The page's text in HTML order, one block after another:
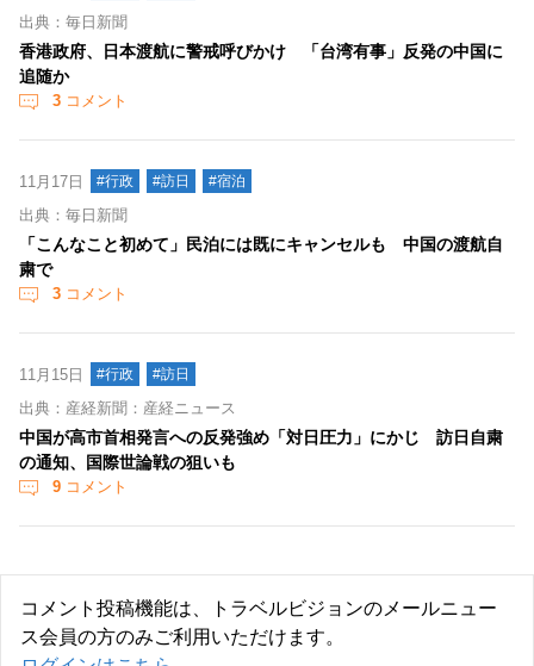
出典：毎日新聞
香港政府、日本渡航に警戒呼びかけ 「台湾有事」反発の中国に
追随か
3 コメント
11月17日 #行政 #訪日 #宿泊
出典：毎日新聞
「こんなこと初めて」民泊には既にキャンセルも 中国の渡航自
粛で
3 コメント
11月15日 #行政 #訪日
出典：産経新聞：産経ニュース
中国が高市首相発言への反発強め「対日圧力」にかじ 訪日自粛
の通知、国際世論戦の狙いも
9 コメント
コメント投稿機能は、トラベルビジョンのメールニュー
ス会員の方のみご利用いただけます。